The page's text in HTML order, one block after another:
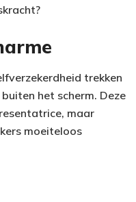
trekken
het scherm. Deze
maar
moeiteloos